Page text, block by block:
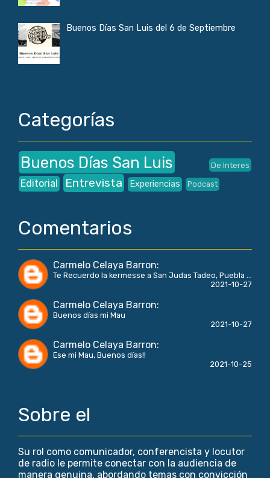
Buenos Días San Luis del 6 de Septiembre
Categorías
Buenos Días San Luis De Interes
Editorial Entrevista Experiencias Podcast
Comentarios
Carmelo Celaya Barron:
Te Recuerdo la kermesse a San Judas Tadeo, Puebla ...
2021-10-27
Carmelo Celaya Barron:
Buenos días mi Mau
2021-10-27
Carmelo Celaya Barron:
Ese mi Mau, Buenos días!!
2021-10-25
Sobre el
Su rol como comunicador, conferencista y locutor
de radio le permite conectar con la audiencia de
manera genuina, abordando temas con convicción